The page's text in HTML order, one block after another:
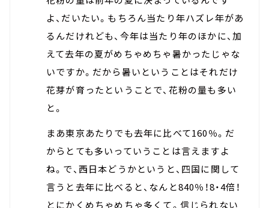
よ、だいたい。もちろん当たり年ハズレ年があ
るんだけれども、今年は当たり年のほかに、加
えて去年の夏がめちゃめちゃ暑かったじゃな
いですか。だから暑いということはそれだけ
花芽が育ったということで、花粉の量も多い
と。
まあ東京あたりでも去年に比べて160％。だ
からとても多いっていうことは言えますよ
ね。で、西日本どうかというと、四国に関して
言うと去年に比べると、なんと840％！8・4倍！
とにかくめちゃめちゃ多くて。信じられない